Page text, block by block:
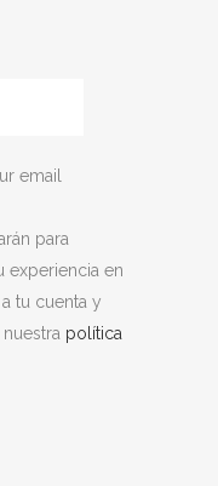
email
para
experiencia en
tu cuenta y
política